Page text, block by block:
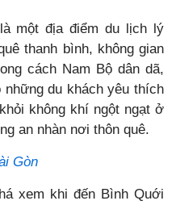
một địa điểm du lịch lý
thanh bình, không gian
cách Nam Bộ dân dã,
du khách yêu thích
không khí ngột ngạt ở
an nhàn nơi thôn quê.
Gòn
xem khi đến Bình Quới